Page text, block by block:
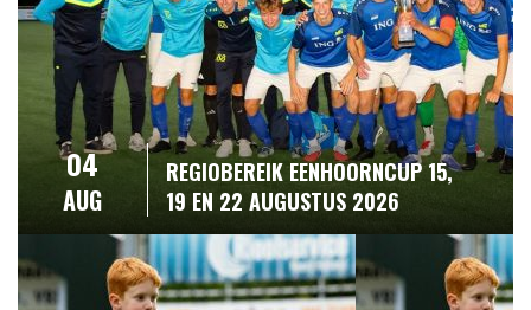
04
AUG
REGIOBEREIK EENHOORNCUP 15,
19 EN 22 AUGUSTUS 2026